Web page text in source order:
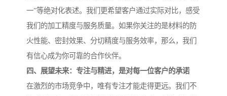
一”等绝对化表述。我们更希望客户通过实际对比，感受
我们的加工精度与服务质量。如果你关注的是材料的防
火性能、密封效果、分切精度与服务效率，那么，我们
有信心成为你可靠的合作伙伴。
四、展望未来：专注与精进，是对每一位客户的承诺
在激烈的市场竞争中，唯有专注才能走得更远。我们不